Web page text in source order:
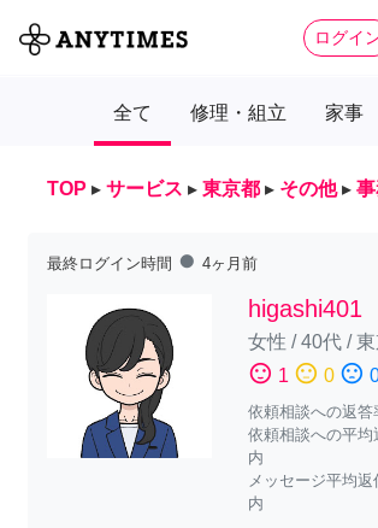
ログイ
全て 修理・組立 家事
TOP ▸ サービス ▸ 東京都 ▸ その他 ▸
最終ログイン時間 fiber_manual_record 4ヶ月前
higashi401
女性 /40代/
sentiment_satisfied 1 sentiment_neutral 0 sentiment_dissatisfied
依頼相談への返答
依頼相談への平均
内
メッセージ平均
内